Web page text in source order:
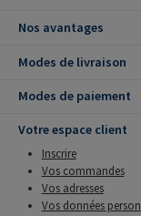
Nos avantages
Modes de livraison
Modes de paiement
Votre espace client
Inscrire
Vos commandes
Vos adresses
Vos données